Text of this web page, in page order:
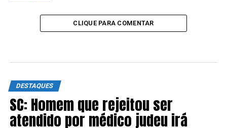
CLIQUE PARA COMENTAR
DESTAQUES
SC: Homem que rejeitou ser
atendido por médico judeu irá